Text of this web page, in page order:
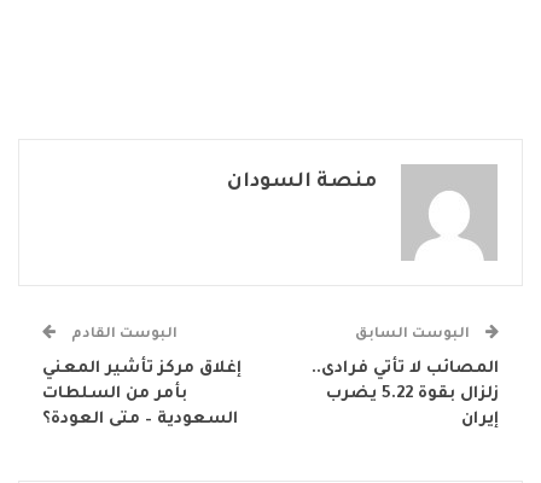
منصة السودان
البوست السابق
المصائب لا تأتي فرادى..
زلزال بقوة 5.22 يضرب
إيران
البوست القادم
إغلاق مركز تأشير المعني
بأمر من السلطات
السعودية – متى العودة؟